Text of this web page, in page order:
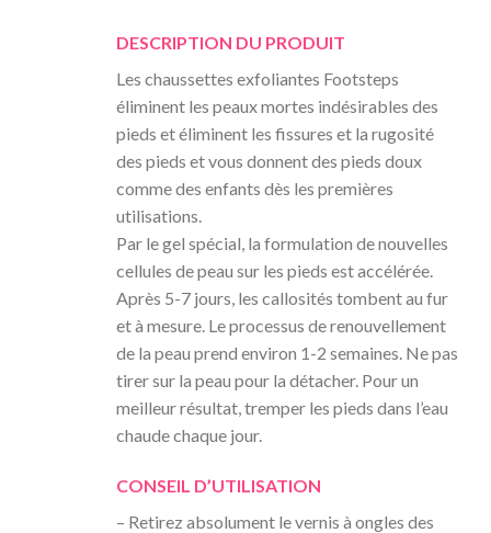
DESCRIPTION DU PRODUIT
Les chaussettes exfoliantes Footsteps
éliminent les peaux mortes indésirables des
pieds et éliminent les fissures et la rugosité
des pieds et vous donnent des pieds doux
comme des enfants dès les premières
utilisations.
Par le gel spécial, la formulation de nouvelles
cellules de peau sur les pieds est accélérée.
Après 5-7 jours, les callosités tombent au fur
et à mesure. Le processus de renouvellement
de la peau prend environ 1-2 semaines. Ne pas
tirer sur la peau pour la détacher. Pour un
meilleur résultat, tremper les pieds dans l’eau
chaude chaque jour.
CONSEIL D’UTILISATION
– Retirez absolument le vernis à ongles des